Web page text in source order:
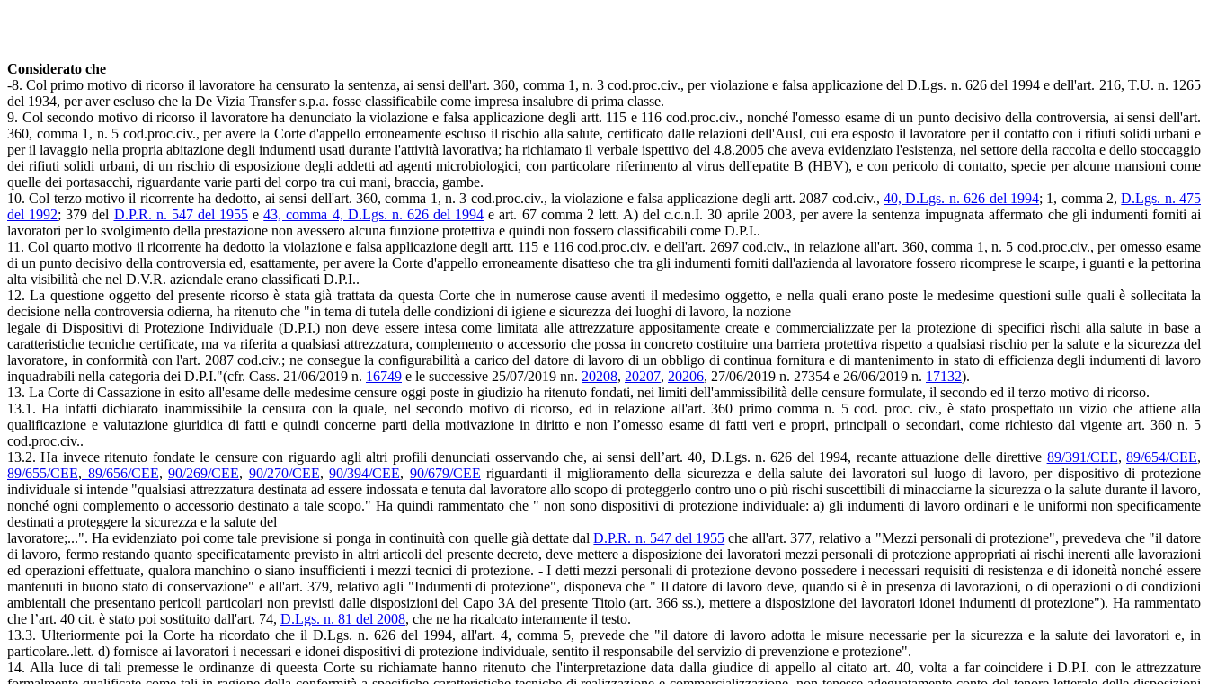
Considerato che
-8. Col primo motivo di ricorso il lavoratore ha censurato la sentenza, ai sensi dell'art. 360, comma 1, n. 3 cod.proc.civ., per violazione e falsa applicazione del D.Lgs. n. 626 del 1994 e dell'art. 216, T.U. n. 1265
del 1934, per aver escluso che la De Vizia Transfer s.p.a. fosse classificabile come impresa insalubre di prima classe.
9. Col secondo motivo di ricorso il lavoratore ha denunciato la violazione e falsa applicazione degli artt. 115 e 116 cod.proc.civ., nonché l'omesso esame di un punto decisivo della controversia, ai sensi dell'art.
360, comma 1, n. 5 cod.proc.civ., per avere la Corte d'appello erroneamente escluso il rischio alla salute, certificato dalle relazioni dell'AusI, cui era esposto il lavoratore per il contatto con i rifiuti solidi urbani e
per il lavaggio nella propria abitazione degli indumenti usati durante l'attività lavorativa; ha richiamato il verbale ispettivo del 4.8.2005 che aveva evidenziato l'esistenza, nel settore della raccolta e dello stoccaggio
dei rifiuti solidi urbani, di un rischio di esposizione degli addetti ad agenti microbiologici, con particolare riferimento al virus dell'epatite B (HBV), e con pericolo di contatto, specie per alcune mansioni come
quelle dei portasacchi, riguardante varie parti del corpo tra cui mani, braccia, gambe.
10. Col terzo motivo il ricorrente ha dedotto, ai sensi dell'art. 360, comma 1, n. 3 cod.proc.civ., la violazione e falsa applicazione degli artt. 2087 cod.civ.,40, D.Lgs. n. 626 del 1994; 1, comma 2,D.Lgs. n. 475
del 1992; 379 del D.P.R. n. 547 del 1955 e43, comma 4, D.Lgs. n. 626 del 1994 e art. 67 comma 2 lett. A) del c.c.n.I. 30 aprile 2003, per avere la sentenza impugnata affermato che gli indumenti forniti ai
lavoratori per lo svolgimento della prestazione non avessero alcuna funzione protettiva e quindi non fossero classificabili come D.P.I..
11. Col quarto motivo il ricorrente ha dedotto la violazione e falsa applicazione degli artt. 115 e 116 cod.proc.civ. e dell'art. 2697 cod.civ., in relazione all'art. 360, comma 1, n. 5 cod.proc.civ., per omesso esame
di un punto decisivo della controversia ed, esattamente, per avere la Corte d'appello erroneamente disatteso che tra gli indumenti forniti dall'azienda al lavoratore fossero ricomprese le scarpe, i guanti e la pettorina
alta visibilità che nel D.V.R. aziendale erano classificati D.P.I..
12. La questione oggetto del presente ricorso è stata già trattata da questa Corte che in numerose cause aventi il medesimo oggetto, e nella quali erano poste le medesime questioni sulle quali è sollecitata la
decisione nella controversia odierna, ha ritenuto che "in tema di tutela delle condizioni di igiene e sicurezza dei luoghi di lavoro, la nozione
legale di Dispositivi di Protezione Individuale (D.P.I.) non deve essere intesa come limitata alle attrezzature appositamente create e commercializzate per la protezione di specifici rìschi alla salute in base a
caratteristiche tecniche certificate, ma va riferita a qualsiasi attrezzatura, complemento o accessorio che possa in concreto costituire una barriera protettiva rispetto a qualsiasi rischio per la salute e la sicurezza del
lavoratore, in conformità con l'art. 2087 cod.civ.; ne consegue la configurabilità a carico del datore di lavoro di un obbligo di continua fornitura e di mantenimento in stato di efficienza degli indumenti di lavoro
inquadrabili nella categoria dei D.P.I."(cfr. Cass. 21/06/2019 n. 16749 e le successive 25/07/2019 nn. 20208, 20207, 20206, 27/06/2019 n. 27354 e 26/06/2019 n. 17132).
13. La Corte di Cassazione in esito all'esame delle medesime censure oggi poste in giudizio ha ritenuto fondati, nei limiti dell'ammissibilità delle censure formulate, il secondo ed il terzo motivo di ricorso.
13.1. Ha infatti dichiarato inammissibile la censura con la quale, nel secondo motivo di ricorso, ed in relazione all'art. 360 primo comma n. 5 cod. proc. civ., è stato prospettato un vizio che attiene alla
qualificazione e valutazione giuridica di fatti e quindi concerne parti della motivazione in diritto e non l’omesso esame di fatti veri e propri, principali o secondari, come richiesto dal vigente art. 360 n. 5
cod.proc.civ..
13.2. Ha invece ritenuto fondate le censure con riguardo agli altri profili denunciati osservando che, ai sensi dell’art. 40, D.Lgs. n. 626 del 1994, recante attuazione delle direttive 89/391/CEE,89/654/CEE,
89/655/CEE, 89/656/CEE,90/269/CEE, 90/270/CEE,90/394/CEE, 90/679/CEE riguardanti il miglioramento della sicurezza e della salute dei lavoratori sul luogo di lavoro, per dispositivo di protezione
individuale si intende "qualsiasi attrezzatura destinata ad essere indossata e tenuta dal lavoratore allo scopo di proteggerlo contro uno o più rischi suscettibili di minacciarne la sicurezza o la salute durante il lavoro,
nonché ogni complemento o accessorio destinato a tale scopo." Ha quindi rammentato che " non sono dispositivi di protezione individuale: a) gli indumenti di lavoro ordinari e le uniformi non specificamente
destinati a proteggere la sicurezza e la salute del
lavoratore;...". Ha evidenziato poi come tale previsione si ponga in continuità con quelle già dettate dalD.P.R. n. 547 del 1955 che all'art. 377, relativo a "Mezzi personali di protezione", prevedeva che "il datore
di lavoro, fermo restando quanto specificatamente previsto in altri articoli del presente decreto, deve mettere a disposizione dei lavoratori mezzi personali di protezione appropriati ai rischi inerenti alle lavorazioni
ed operazioni effettuate, qualora manchino o siano insufficienti i mezzi tecnici di protezione. - I detti mezzi personali di protezione devono possedere i necessari requisiti di resistenza e di idoneità nonché essere
mantenuti in buono stato di conservazione" e all'art. 379, relativo agli "Indumenti di protezione", disponeva che " Il datore di lavoro deve, quando si è in presenza di lavorazioni, o di operazioni o di condizioni
ambientali che presentano pericoli particolari non previsti dalle disposizioni del Capo 3A del presente Titolo (art. 366 ss.), mettere a disposizione dei lavoratori idonei indumenti di protezione"). Ha rammentato
che l’art. 40 cit. è stato poi sostituito dall'art. 74, D.Lgs. n. 81 del 2008, che ne ha ricalcato interamente il testo.
13.3. Ulteriormente poi la Corte ha ricordato che il D.Lgs. n. 626 del 1994, all'art. 4, comma 5, prevede che "il datore di lavoro adotta le misure necessarie per la sicurezza e la salute dei lavoratori e, in
particolare..lett. d) fornisce ai lavoratori i necessari e idonei dispositivi di protezione individuale, sentito il responsabile del servizio di prevenzione e protezione".
14. Alla luce di tali premesse le ordinanze di queesta Corte su richiamate hanno ritenuto che l'interpretazione data dalla giudice di appello al citato art. 40, volta a far coincidere i D.P.I. con le attrezzature